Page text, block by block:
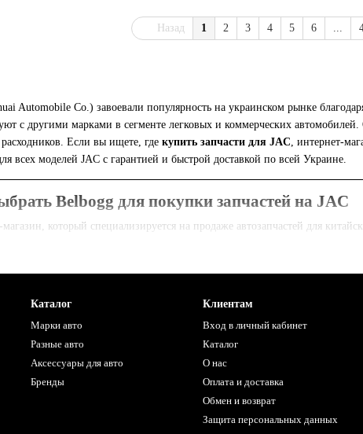
Automobile Co.) завоевали популярность на украинском рынке
с другими марками в сегменте легковых и коммерческих
Если вы ищете, где купить запчасти для JAC, интернет-
всех моделей JAC с гарантией и быстрой доставкой по всей Украине.
Belbogg для покупки запчастей на JAC
который специализируется на продаже автозапчастей для
каталожным номерам, названию запчасти или VIN-коду автомобиля.
— по всей территории Украины.
для автомобилей JAC вы найдете в Belbogg
Назад 1 2 3 4 5 6 ...
Каталог
Марки авто
Разные авто
Аксессуары для авто
Бренды
Клиентам
Вход в личный кабинет
Каталог
О нас
Оплата и доставка
Обмен и возврат
Защита персональных данных